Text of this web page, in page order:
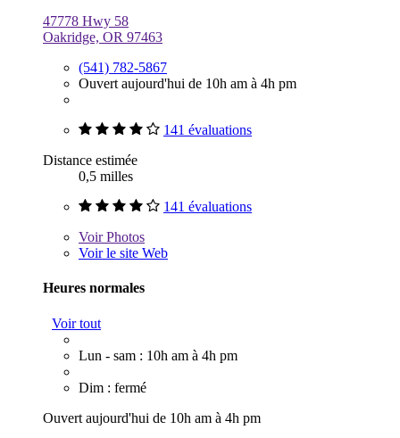
47778 Hwy 58
Oakridge, OR 97463
(541) 782-5867
Ouvert aujourd'hui de 10h am à 4h pm
141 évaluations
Distance estimée
0,5 milles
141 évaluations
VoirPhotos
Voir le site Web
Heures normales
Voir tout
Lun - sam : 10h am à 4h pm
Dim : fermé
Ouvert aujourd'hui de 10h am à 4h pm